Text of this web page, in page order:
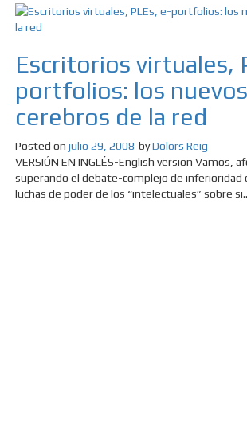
Escritorios virtuales,
portfolios: los nuevos
cerebros de la red
Posted on julio 29, 2008 byDolors Reig
VERSIÓN EN INGLÉS-English version Vamos,
superando el debate-complejo de inferioridad
luchas de poder de los “intelectuales” sobre